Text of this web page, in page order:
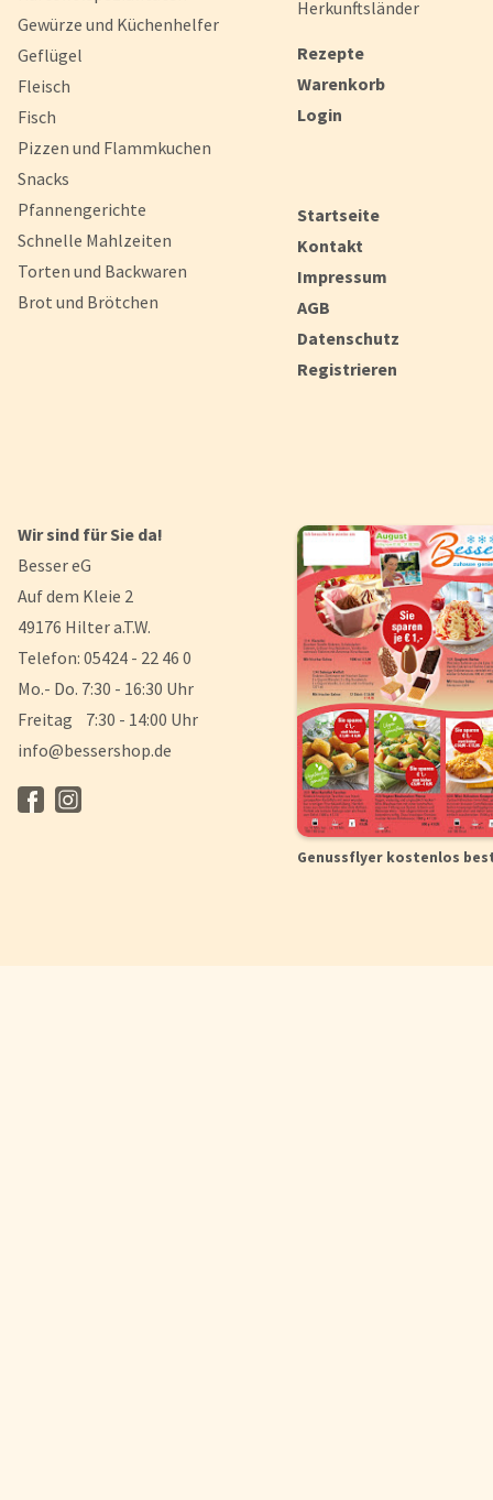
Gewürze und Küchenhelfer
Geflügel
Fleisch
Fisch
Pizzen und Flammkuchen
Snacks
Pfannengerichte
Schnelle Mahlzeiten
Torten und Backwaren
Brot und Brötchen
Herkunftsländer
Rezepte
Warenkorb
Login
Startseite
Kontakt
Impressum
AGB
Datenschutz
Registrieren
Wir sind für Sie da!
Besser eG
Auf dem Kleie 2
49176 Hilter a.T.W.
Telefon: 05424 - 22 46 0
Mo.- Do. 7:30 - 16:30 Uhr
Freitag 7:30 - 14:00 Uhr
info@bessershop.de
Genussflyer kostenlos